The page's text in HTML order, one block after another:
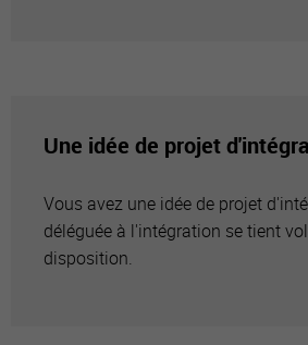
Une idée de projet
Vous avez une idée de projet
déléguée à l'intégration se tient
disposition.